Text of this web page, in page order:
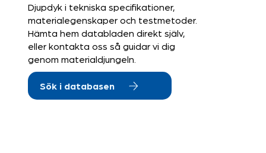
Djupdyk i tekniska specifikationer,
materialegenskaper och testmetoder.
Hämta hem databladen direkt själv,
eller kontakta oss så guidar vi dig
genom materialdjungeln.
Sök i databasen